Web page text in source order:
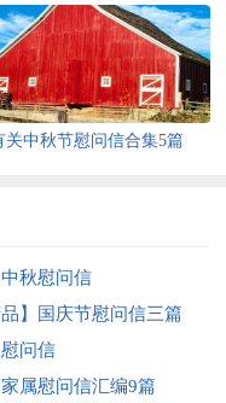
关中秋节慰问信合集5篇
秋慰问信
品】国庆节慰问信三篇
问信
属慰问信汇编9篇